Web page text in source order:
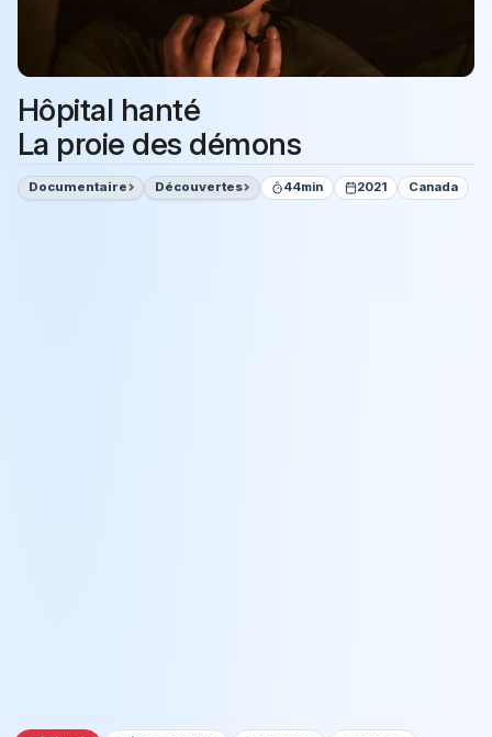
Hôpital hanté
La proie des démons
Documentaire Découvertes 44min 2021 Canada